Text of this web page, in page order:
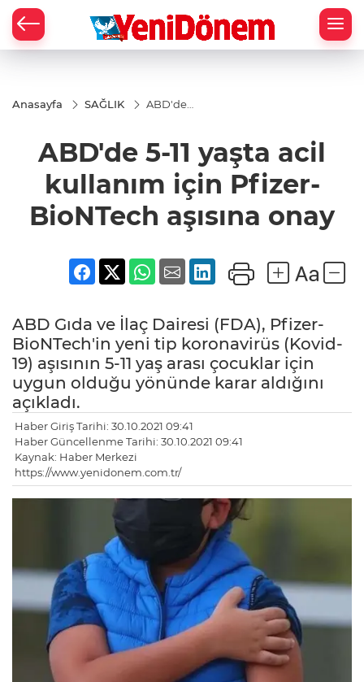
Anasayfa SAĞLIK
ABD'de
kullanım
için
BioNTech
aşısına
onay
ABD'de 5-11 yaşta acil
kullanım için Pfizer-
BioNTech aşısına onay
ABD Gıda ve İlaç Dairesi (FDA), Pfizer-
BioNTech'in yeni tip koronavirüs (Kovid-
19) aşısının 5-11 yaş arası çocuklar için
uygun olduğu yönünde karar aldığını
açıkladı.
Haber Giriş Tarihi: 30.10.2021 09:41
Haber Güncellenme Tarihi: 30.10.2021 09:41
Kaynak: Haber Merkezi
https://www.yenidonem.com.tr/